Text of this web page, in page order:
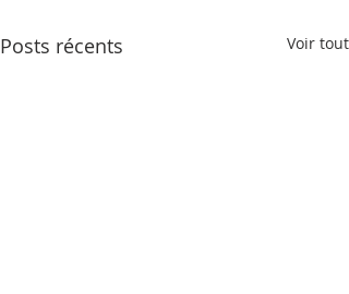
Posts récents Voir tout